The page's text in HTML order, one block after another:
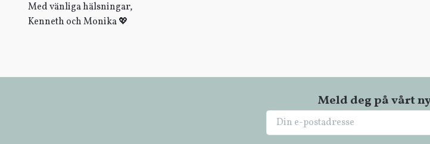
Med vänliga hälsningar,
Kenneth och Monika 💖
Meld deg på vårt